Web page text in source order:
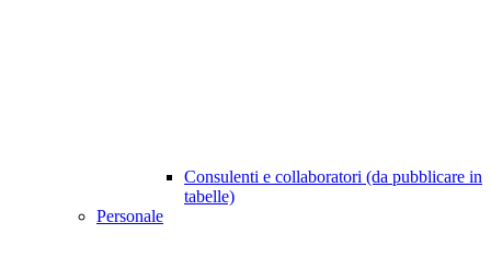
Consulenti e collaboratori (da pubblicare in
tabelle)
Personale